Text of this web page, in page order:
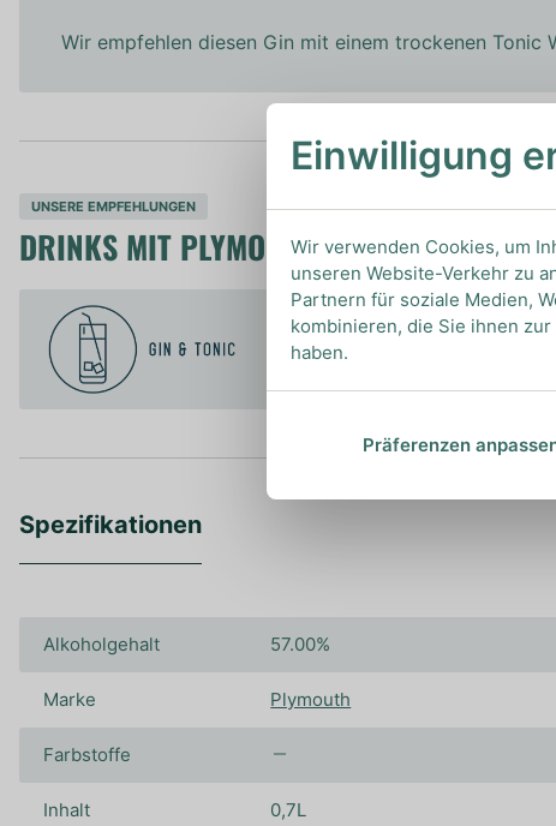
Wir empfehlen diesen Gin mit einem trockenen Tonic
UNSERE EMPFEHLUNGEN
DRINKS MIT PLYMOUTH? UNSERE
Spezifikationen
Alkoholgehalt 57.00%
Marke Plymouth
Farbstoffe
Inhalt 0,7L
Einwilligung
Wir verwenden Cookies, um
unseren Website-Verkehr zu
Partnern für soziale Medien,
kombinieren, die Sie ihnen
haben.
Präferenzen